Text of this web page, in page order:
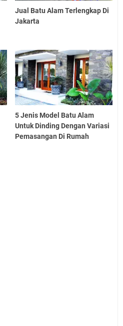
Jual Batu Alam Terlengkap Di
Jakarta
5 Jenis Model Batu Alam
Untuk Dinding Dengan Variasi
Pemasangan Di Rumah